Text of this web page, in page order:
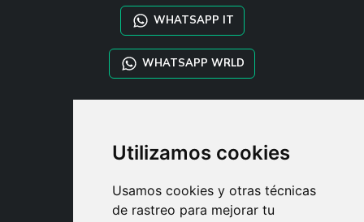
Utilizamos cookies
Usamos cookies y otras técnicas
de rastreo para mejorar tu
WHATSAPP IT
WHATSAPP WRLD
TAYLOR MADE ORDERS
USUARIO